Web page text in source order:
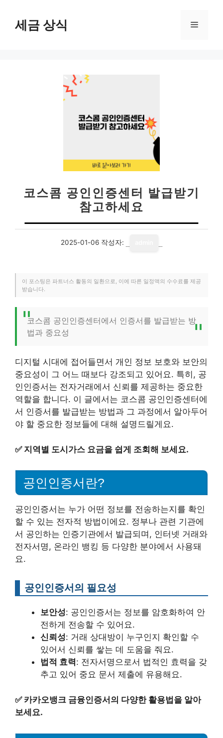
세금 상식 메
코스콤 공인인증센터 발급받기
참고하세요
2025-01-06 작성자:
이 포스팅은 파트너스 활동의 일환으로, 이에 따른 일정액의 수수료를 제공
받습니다.
코스콤 공인인증센터에서 인증서를 발급받는 방
법과 중요성
디지털 시대에 접어들면서 개인 정보 보호와 보안의
중요성이 그 어느 때보다 강조되고 있어요. 특히, 공
인인증서는 전자거래에서 신뢰를 제공하는 중요한
역할을 합니다. 이 글에서는 코스콤 공인인증센터에
서 인증서를 발급받는 방법과 그 과정에서 알아두어
야 할 중요한 정보들에 대해 설명드릴게요.
✅ 지역별 도시가스 요금을 쉽게 조회해 보세요.
공인인증서란?
공인인증서는 누가 어떤 정보를 전송하는지를 확인
할 수 있는 전자적 방법이에요. 정부나 관련 기관에
서 공인하는 인증기관에서 발급되며, 인터넷 거래와
전자서명, 온라인 뱅킹 등 다양한 분야에서 사용돼
요.
공인인증서의 필요성
보안성: 공인인증서는 정보를 암호화하여 안
전하게 전송할 수 있어요.
신뢰성: 거래 상대방이 누구인지 확인할 수
있어서 신뢰를 쌓는 데 도움을 줘요.
법적 효력: 전자서명으로서 법적인 효력을 갖
추고 있어 중요 문서 제출에 유용해요.
✅ 카카오뱅크 금융인증서의 다양한 활용법을 알아
보세요.